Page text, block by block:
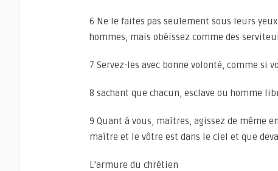
6 Ne le faites pas seulement sous leurs
hommes, mais obéissez comme des
7 Servez-les avec bonne volonté, comme si
8 sachant que chacun, esclave ou homme
9 Quant à vous, maîtres, agissez de même
maître et le vôtre est dans le ciel et que
L’armure du chrétien